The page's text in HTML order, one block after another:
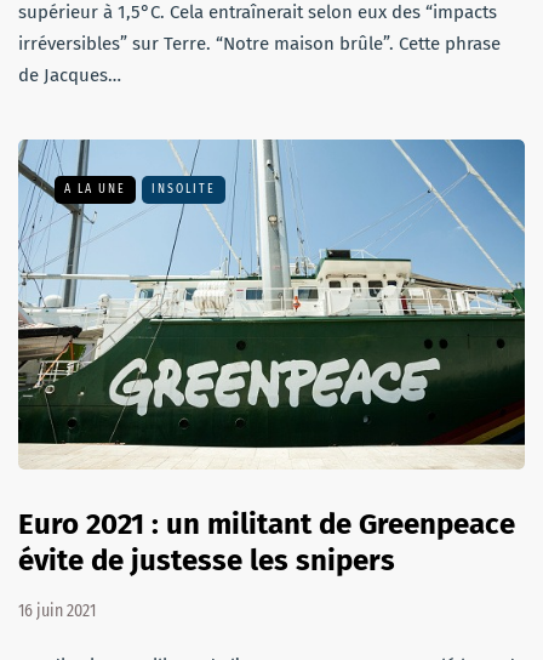
supérieur à 1,5°C. Cela entraînerait selon eux des “impacts
irréversibles” sur Terre. “Notre maison brûle”. Cette phrase
de Jacques…
A LA UNE INSOLITE
Euro 2021 : un militant de Greenpeace
évite de justesse les snipers
16 juin 2021